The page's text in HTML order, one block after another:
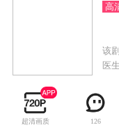
高
该
医
难
事。
超清画质 126